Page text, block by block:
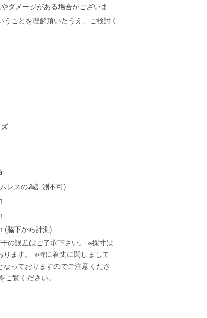
ダメージがある場合がございま
ことを理解頂いたうえ、ご検討く
レスの為計測不可)
(脇下から計測)
の誤差はご了承下さい。 ※採寸は
ます。 ※特に着丈に関しまして
っておりますのでご注意くださ
ご覧ください。